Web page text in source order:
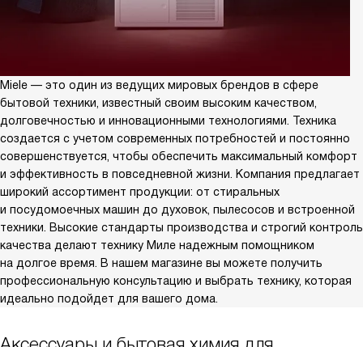
Miele — это один из ведущих мировых брендов в сфере
бытовой техники, известный своим высоким качеством,
долговечностью и инновационными технологиями. Техника
создается с учетом современных потребностей и постоянно
совершенствуется, чтобы обеспечить максимальный комфорт
и эффективность в повседневной жизни. Компания предлагает
широкий ассортимент продукции: от стиральных
и посудомоечных машин до духовок, пылесосов и встроенной
техники. Высокие стандарты производства и строгий контроль
качества делают технику Миле надежным помощником
на долгое время. В нашем магазине вы можете получить
профессиональную консультацию и выбрать технику, которая
идеально подойдет для вашего дома.